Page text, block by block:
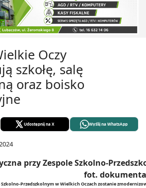
Oczy
szkołę, salę
oraz boisko
Udostępnij na X Wyślij na WhatsApp
Szkolno-Przedszkolnym w Wielkich Oczach zostanie